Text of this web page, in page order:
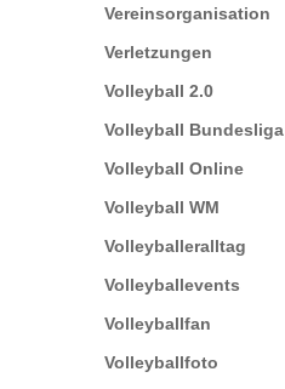
Vereinsorganisation
Verletzungen
Volleyball 2.0
Volleyball Bundesliga
Volleyball Online
Volleyball WM
Volleyballeralltag
Volleyballevents
Volleyballfan
Volleyballfoto